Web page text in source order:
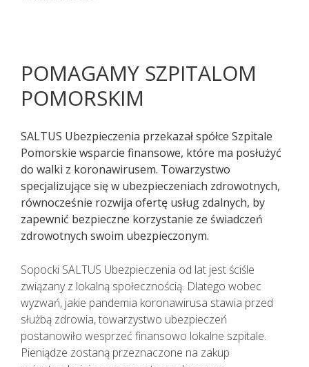
Pacjenci z objawami infekcji lub
podejrzani o zakażenie
koronawirusem SARS CoV-2
TELEFONICZNIE przełożyli poradę
specjalistyczną na inny termin.
KAŻDEMU pacjentowi, również bez
POMAGAMY SZPITALOM
POMORSKIM
SALTUS Ubezpieczenia przekazał spółce Szpitale
Pomorskie wsparcie finansowe, które ma posłużyć
do walki z koronawirusem. Towarzystwo
specjalizujące się w ubezpieczeniach zdrowotnych,
równocześnie rozwija ofertę usług zdalnych, by
zapewnić bezpieczne korzystanie ze świadczeń
zdrowotnych swoim ubezpieczonym.
Sopocki SALTUS Ubezpieczenia od lat jest ściśle
związany z lokalną społecznością. Dlatego wobec
wyzwań, jakie pandemia koronawirusa stawia przed
służbą zdrowia, towarzystwo ubezpieczeń
postanowiło wesprzeć finansowo lokalne szpitale.
Pieniądze zostaną przeznaczone na zakup